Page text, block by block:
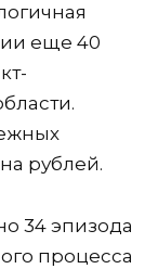
еще 40
рублей.
34 эпизода
процесса